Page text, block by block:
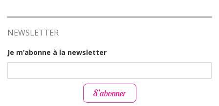
NEWSLETTER
Je m’abonne à la newsletter
S’abonner